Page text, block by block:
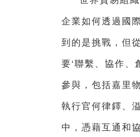
企業如何透過國
到的是挑戰，但
要‘聯繫、協作、
參與，包括嘉里
執行官何律鐸、
中，憑藉互通和